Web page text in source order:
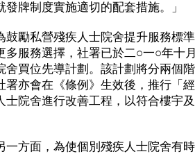
發牌制度實施適切的配套措施。」
私營殘疾人士院舍提升服務標準
多服務選擇，社署已於二○一○年十
舍買位先導計劃。該計劃將分兩個
署亦會在《條例》生效後，推行「
士院舍進行改善工程，以符合樓宇
面，為使個別殘疾人士院舍有時